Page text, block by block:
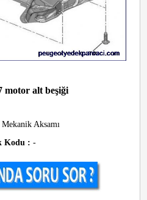
motor alt beşiği
Mekanik Aksamı
Kodu : -